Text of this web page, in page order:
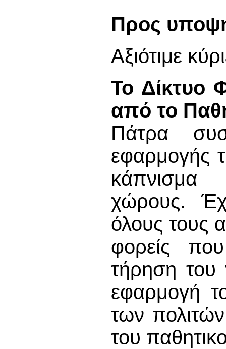
Προς
Αξιότιμε
Το Δίκτυο
από το
Πάτρα
εφαρμογής
κάπνισμα
χώρους.
όλους τους
φορείς
τήρηση
εφαρμογή
των
του